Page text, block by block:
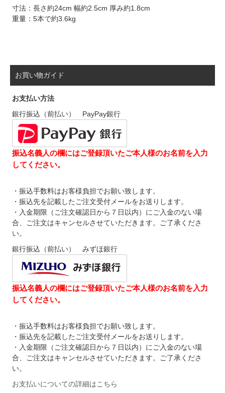
寸法：長さ約24cm 幅約2.5cm 厚み約1.8cm
重量：5本で約3.6kg
お買い物ガイド
お支払い方法
銀行振込（前払い） PayPay銀行
振込名義人の欄にはご登録頂いたご本人様のお名前を入力
してください。
・振込手数料はお客様負担でお願い致します。
・振込先を記載したご注文受付メールをお送りします。
・入金期限（ご注文確認日から７日以内）にご入金のない場
合、ご注文はキャンセルさせていただきます。ご了承くださ
い。
銀行振込（前払い） みずほ銀行
振込名義人の欄にはご登録頂いたご本人様のお名前を入力
してください。
・振込手数料はお客様負担でお願い致します。
・振込先を記載したご注文受付メールをお送りします。
・入金期限（ご注文確認日から７日以内）にご入金のない場
合、ご注文はキャンセルさせていただきます。ご了承くださ
い。
お支払いについての詳細はこちら